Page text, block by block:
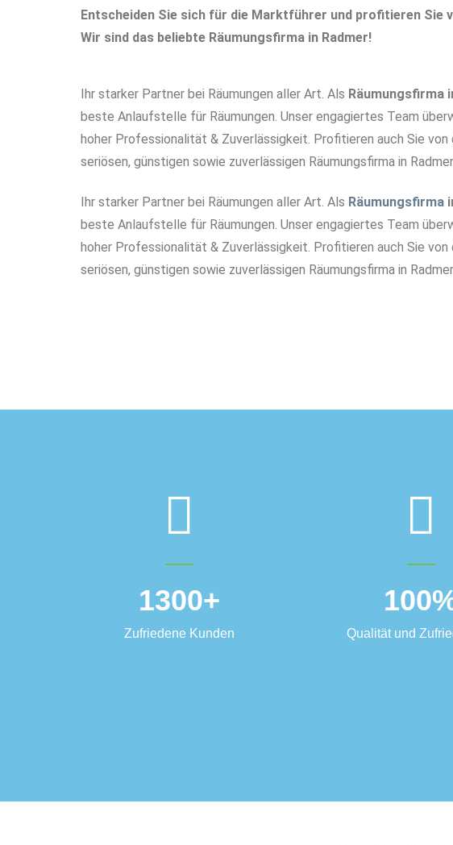
Entscheiden Sie sich für die Marktführer und profitieren Sie
Wir sind das beliebte Räumungsfirma in Radmer!
Ihr starker Partner bei Räumungen aller Art. Als Räumungsfirma
beste Anlaufstelle für Räumungen. Unser engagiertes Team
hoher Professionalität & Zuverlässigkeit. Profitieren auch Sie von
seriösen, günstigen sowie zuverlässigen Räumungsfirma in
Ihr starker Partner bei Räumungen aller Art. Als Räumungsfirma
beste Anlaufstelle für Räumungen. Unser engagiertes Team
hoher Professionalität & Zuverlässigkeit. Profitieren auch Sie von
seriösen, günstigen sowie zuverlässigen Räumungsfirma in
1300+
Zufriedene Kunden
100
Qualität und